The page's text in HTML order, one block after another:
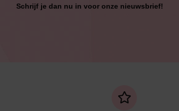
Schrijf je dan nu in voor onze nieuwsbrief!